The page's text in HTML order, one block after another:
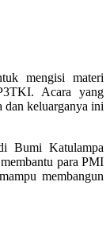
mengisi materi
Acara yang
dan keluarganya ini
Bumi Katulampa
para PMI
membangun